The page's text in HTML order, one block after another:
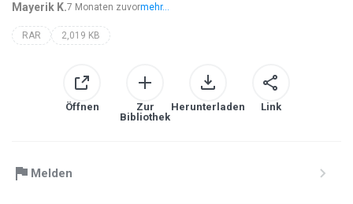
Mayerik K.7 Monaten zuvormehr...
RAR 2,019 KB
Öffnen
Zur
Bibliothek
Herunterladen Link
Melden